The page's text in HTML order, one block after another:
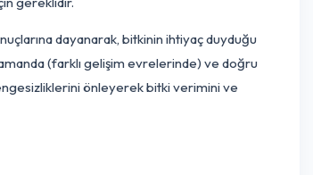
ve nükleik asitlerin (DNA/RNA) yapı
Potasyum ise, enzimlerin aktivasyonu,
Bu üç makro elementin yanı sıra, demir
az miktarda gerekli olsalar da, domatesin
çimlenmesi için gereklidir.